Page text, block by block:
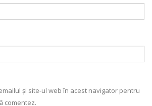
și site-ul web în acest navigator pentru
comentez.